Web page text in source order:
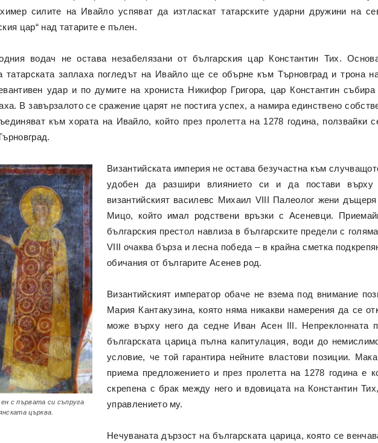
силите на Ивайло успяват да изтласкат татарските ударни дружини на
цар“ над татарите е пълен.
водач не остава незабелязани от българския цар Константин Тих.
татарската заплаха погледът на Ивайло ще се обърне към Търновград и трона
удар и по думите на хрониста Никифор Григора, цар Константин
В завързалото се сражение царят не постига успех, а намира единствено
към хората на Ивайло, който през пролетта на 1278 година, ползвайки
с първата си съпруга
църква.
Византийската империя не остава безучастна към
удобен да разшири влиянието си и да постави върху
византийският василевс Михаил VIII Палеолог жени
Мицо, който имал родствени връзки с Асеневци.
българския престол навлиза в българските предели с
VIII очаква бърза и лесна победа – в крайна сметка
обичания от българите Асенев род.
Византийският император обаче не взема под внимание
Мария Кантакузина, която няма никакви намерения да се
може върху него да седне Иван Асен III. Непреклонната
българската царица пълна капитулация, води до
условие, че той гарантира нейните властови позиции.
приема предложението и през пролетта на 1278 година е
скрепена с брак между него и вдовицата на Константин
управлението му.
Нечуваната дързост на българската царица, която се